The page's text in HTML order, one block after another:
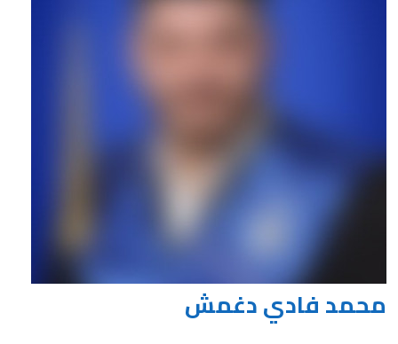
محمد فادي دغمش